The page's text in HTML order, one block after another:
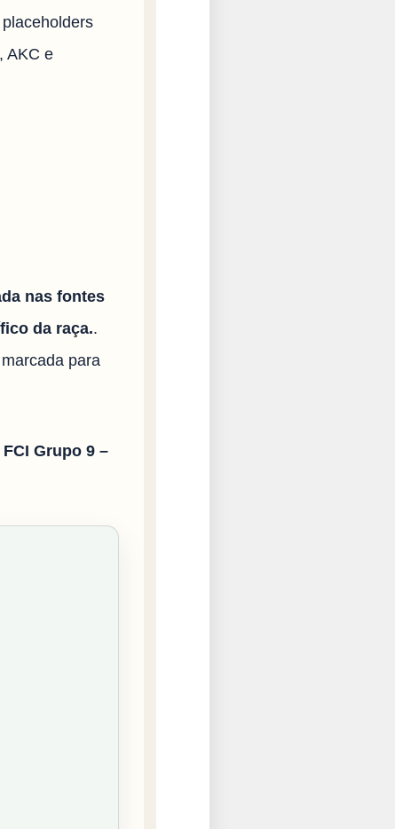
AKC e
nas fontes
da raça..
para
FCI Grupo 9 –